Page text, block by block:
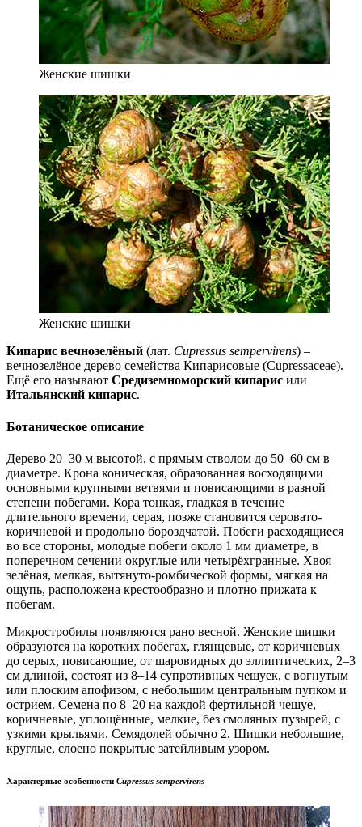
Женские шишки
Женские шишки
Кипарис вечнозелёный (лат. Cupressus sempervirens) –
вечнозелёное дерево семейства Кипарисовые (Cupressaceae).
Ещё его называют Средиземноморс­кий кипарис или
Итальянский кипарис.
Ботаническое описание
Дерево 20–30 м высотой, с прямым стволом до 50–60 см в
диаметре. Крона коническая, образованная восходящими
основными крупными ветвями и повисающими в разной
степени побегами. Кора тонкая, гладкая в течение
длительного времени, серая, позже становится серовато-
коричневой и продольно бороздчатой. Побеги расходящиеся
во все стороны, молодые побеги около 1 мм диаметре, в
поперечном сечении округлые или четырёхгранные. Хвоя
зелёная, мелкая, вытянуто-ромбической формы, мягкая на
ощупь, расположена крестообразно и плотно прижата к
побегам.
Микростробилы появляются рано весной. Женские шишки
образуются на коротких побегах, глянцевые, от коричневых
до серых, повисающие, от шаровидных до эллиптических, 2–3
см длиной, состоят из 8–14 супротивных чешуек, с вогнутым
или плоским апофизом, с небольшим центральным пупком и
острием. Семена по 8–20 на каждой фертильной чешуе,
коричневые, уплощённые, мелкие, без смоляных пузырей, с
узкими крыльями. Семядолей обычно 2. Шишки небольшие,
круглые, слоено покрытые затейливым узором.
Характерные особенности Cupressus sempervirens